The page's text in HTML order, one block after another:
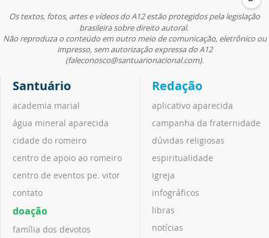
Os textos, fotos, artes e vídeos do A12 estão protegidos pela legislação
brasileira sobre direito autoral.
Não reproduza o conteúdo em outro meio de comunicação, eletrônico ou
impresso, sem autorização expressa do A12
(faleconosco@santuarionacional.com).
Santuário
academia marial
água mineral aparecida
cidade do romeiro
centro de apoio ao romeiro
centro de eventos pe. vitor
contato
doação
família dos devotos
Redação
aplicativo aparecida
campanha da fraternidade
dúvidas religiosas
espiritualidade
igreja
infográficos
libras
notícias